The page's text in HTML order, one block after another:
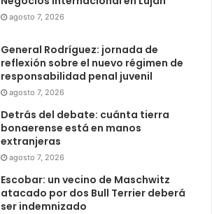
agosto 7, 2026
General Rodríguez: jornada de
reflexión sobre el nuevo régimen de
responsabilidad penal juvenil
agosto 7, 2026
Detrás del debate: cuánta tierra
bonaerense está en manos
extranjeras
agosto 7, 2026
Escobar: un vecino de Maschwitz
atacado por dos Bull Terrier deberá
ser indemnizado